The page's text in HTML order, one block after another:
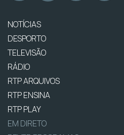
NOTÍCIAS
DESPORTO
TELEVISÃO
RÁDIO
RTP ARQUIVOS
RTP ENSINA
RTP PLAY
EM DIRETO